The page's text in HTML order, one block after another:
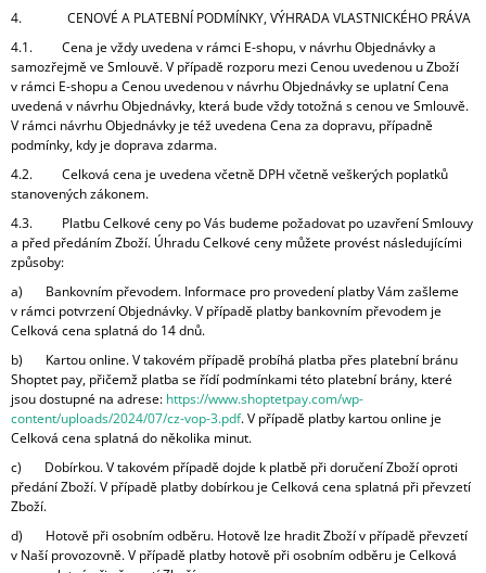
4. CENOVÉ A PLATEBNÍ PODMÍNKY, VÝHRADA VLASTNICKÉHO PRÁVA
4.1. Cena je vždy uvedena v rámci E-shopu, v návrhu Objednávky a
samozřejmě ve Smlouvě. V případě rozporu mezi Cenou uvedenou u Zboží
v rámci E-shopu a Cenou uvedenou v návrhu Objednávky se uplatní Cena
uvedená v návrhu Objednávky, která bude vždy totožná s cenou ve Smlouvě.
V rámci návrhu Objednávky je též uvedena Cena za dopravu, případně
podmínky, kdy je doprava zdarma.
4.2. Celková cena je uvedena včetně DPH včetně veškerých poplatků
stanovených zákonem.
4.3. Platbu Celkové ceny po Vás budeme požadovat po uzavření Smlouvy
a před předáním Zboží. Úhradu Celkové ceny můžete provést následujícími
způsoby:
a) Bankovním převodem. Informace pro provedení platby Vám zašleme
v rámci potvrzení Objednávky. V případě platby bankovním převodem je
Celková cena splatná do 14 dnů.
b) Kartou online. V takovém případě probíhá platba přes platební bránu
Shoptet pay, přičemž platba se řídí podmínkami této platební brány, které
jsou dostupné na adrese: https://www.shoptetpay.com/wp-
content/uploads/2024/07/cz-vop-3.pdf. V případě platby kartou online je
Celková cena splatná do několika minut.
c) Dobírkou. V takovém případě dojde k platbě při doručení Zboží oproti
předání Zboží. V případě platby dobírkou je Celková cena splatná při převzetí
Zboží.
d) Hotově při osobním odběru. Hotově lze hradit Zboží v případě převzetí
v Naší provozovně. V případě platby hotově při osobním odběru je Celková